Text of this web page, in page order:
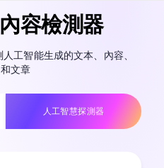
容檢測器
工智能生成的文本、內容、
文章
人工智慧探測器